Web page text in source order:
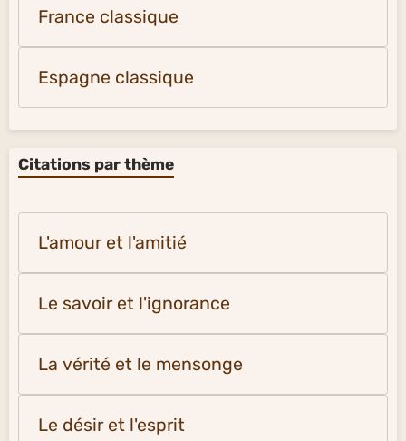
France classique
Espagne classique
Citations par thème
L'amour et l'amitié
Le savoir et l'ignorance
La vérité et le mensonge
Le désir et l'esprit